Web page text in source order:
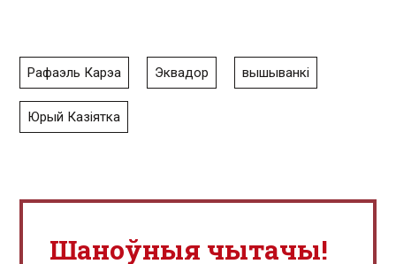
Рафаэль Карэа Эквадор вышыванкі
Юрый Казіятка
Шаноўныя чытачы!